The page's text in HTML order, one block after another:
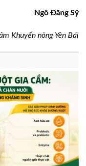
Ngô Đăng Sỹ
Khuyến nông Yên Bái